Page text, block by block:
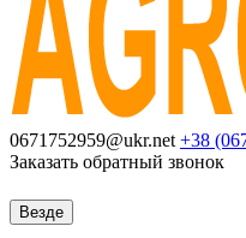
0671752959@ukr.net +38
Заказать обратный звонок
Везде